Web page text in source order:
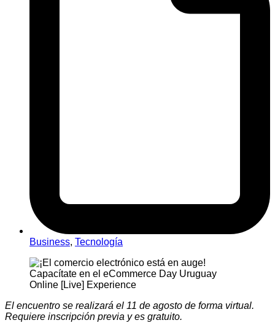
Business, Tecnología
El encuentro se realizará el 11 de agosto de forma virtual.
Requiere inscripción previa y es gratuito.